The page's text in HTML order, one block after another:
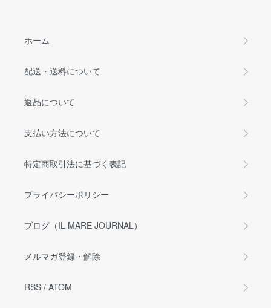
ホーム
配送・送料について
返品について
支払い方法について
特定商取引法に基づく表記
プライバシーポリシー
ブログ（IL MARE JOURNAL）
メルマガ登録・解除
RSS / ATOM